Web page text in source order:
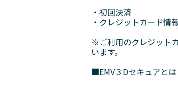
・初回決済
・クレジットカード情
※ご利用のクレジット
います。
■EMV３Dセキュアとは